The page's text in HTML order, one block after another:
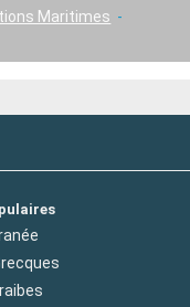
Maritimes